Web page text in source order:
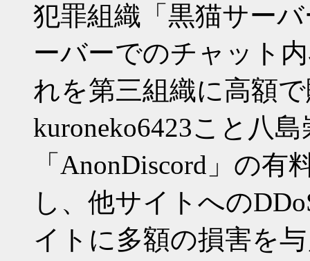
犯罪組織「黒猫サー
ーバーでのチャット
れを第三組織に高額
kuroneko6423こと八
「AnonDiscord」の有
し、他サイトへの
イトに多額の損害を